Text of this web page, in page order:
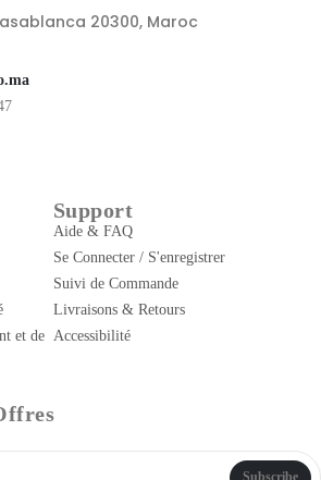
20300, Maroc
et de
Support
Aide & FAQ
Se Connecter / S'enregistrer
Suivi de Commande
Livraisons & Retours
Accessibilité
Subscribe